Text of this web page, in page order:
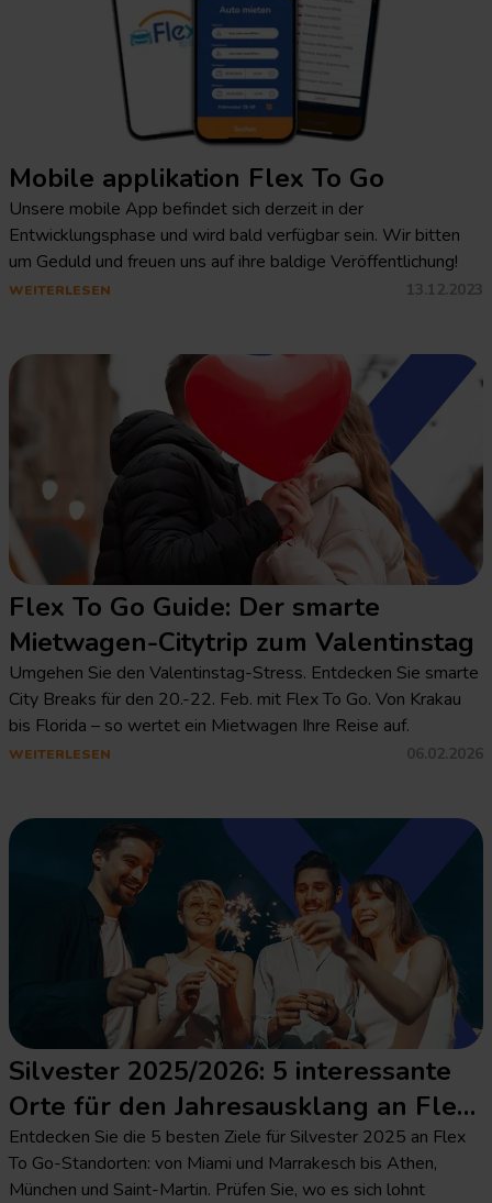
Mobile applikation Flex To Go
Unsere mobile App befindet sich derzeit in der
Entwicklungsphase und wird bald verfügbar sein. Wir bitten
um Geduld und freuen uns auf ihre baldige Veröffentlichung!
WEITERLESEN 13.12.2023
Flex To Go Guide: Der smarte
Mietwagen-Citytrip zum Valentinstag
Umgehen Sie den Valentinstag-Stress. Entdecken Sie smarte
City Breaks für den 20.-22. Feb. mit Flex To Go. Von Krakau
bis Florida – so wertet ein Mietwagen Ihre Reise auf.
WEITERLESEN 06.02.2026
Silvester 2025/2026: 5 interessante
Orte für den Jahresausklang an Flex
To Go-Standorten
Entdecken Sie die 5 besten Ziele für Silvester 2025 an Flex
To Go-Standorten: von Miami und Marrakesch bis Athen,
München und Saint-Martin. Prüfen Sie, wo es sich lohnt